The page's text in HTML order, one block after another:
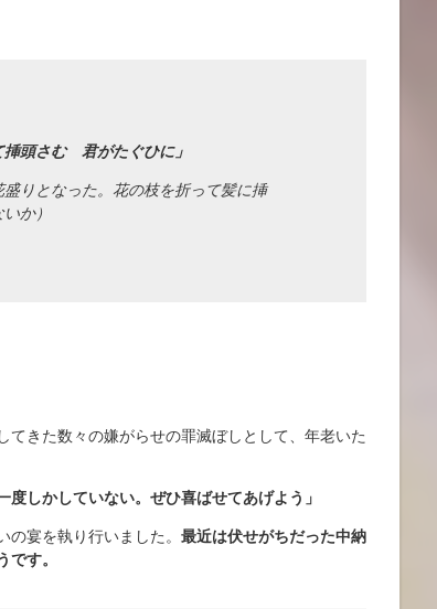
挿頭さむ 君がたぐひに」
りとなった。花の枝を折って髪に挿
か）
きた数々の嫌がらせの罪滅ぼしとして、年老いた
度しかしていない。ぜひ喜ばせてあげよう」
宴を執り行いました。 最近は伏せがちだった中納
す。